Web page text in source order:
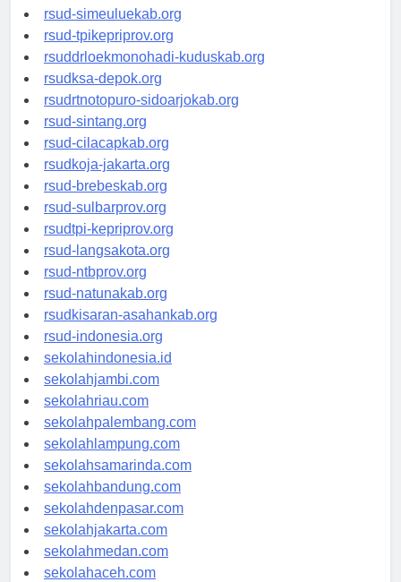
rsud-tanjungpinangkota.org
rsud-simeuluekab.org
rsud-tpikepriprov.org
rsuddrloekmonohadi-kuduskab.org
rsudksa-depok.org
rsudrtnotopuro-sidoarjokab.org
rsud-sintang.org
rsud-cilacapkab.org
rsudkoja-jakarta.org
rsud-brebeskab.org
rsud-sulbarprov.org
rsudtpi-kepriprov.org
rsud-langsakota.org
rsud-ntbprov.org
rsud-natunakab.org
rsudkisaran-asahankab.org
rsud-indonesia.org
sekolahindonesia.id
sekolahjambi.com
sekolahriau.com
sekolahpalembang.com
sekolahlampung.com
sekolahsamarinda.com
sekolahbandung.com
sekolahdenpasar.com
sekolahjakarta.com
sekolahmedan.com